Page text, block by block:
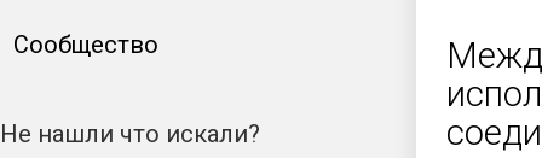
Сообщество
Не нашли что искали?